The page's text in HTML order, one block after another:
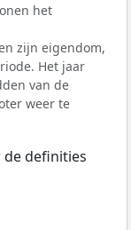
het
zijn eigendom,
Het jaar
van de
weer te
definities